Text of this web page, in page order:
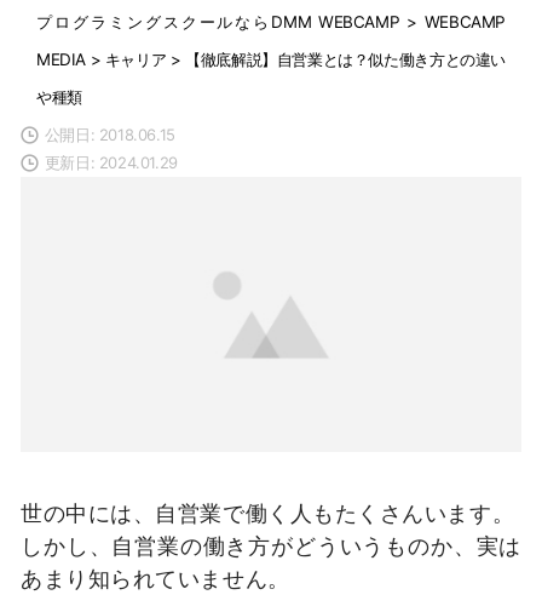
プログラミングスクールならDMM WEBCAMP > WEBCAMP
MEDIA > キャリア >
【徹底解説】自営業とは？似た働き方との違い
や種類
公開日: 2018.06.15
更新日: 2024.01.29
世の中には、自営業で働く人もたくさんいます。
しかし、自営業の働き方がどういうものか、実は
あまり知られていません。